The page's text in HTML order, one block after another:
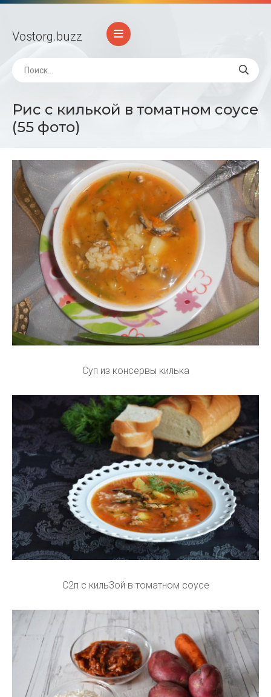
Vostorg.buzz
Рис с килькой в томатном соусе
(55 фото)
Суп из консервы килька
С2п с киль3ой в томатном соусе